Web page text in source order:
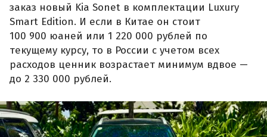
заказ новый Kia Sonet в комплектации Luxury
Smart Edition. И если в Китае он стоит
100 900 юаней или 1 220 000 рублей по
текущему курсу, то в России с учетом всех
расходов ценник возрастает минимум вдвое —
до 2 330 000 рублей.